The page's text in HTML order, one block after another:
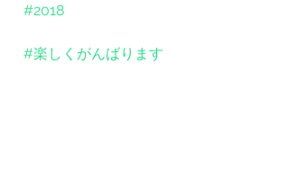
#2018
#楽しくがんばります